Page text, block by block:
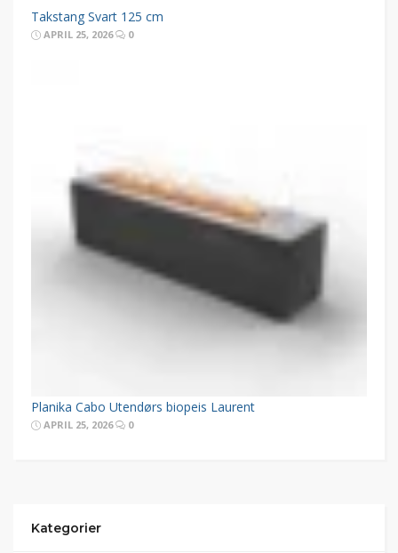
Takstang Svart 125 cm
APRIL 25, 2026 0
Planika Cabo Utendørs biopeis Laurent
APRIL 25, 2026 0
Kategorier